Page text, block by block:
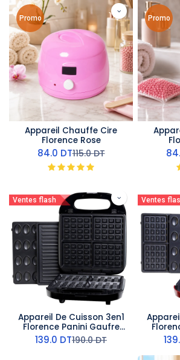
Promo
Appareil Chauffe Cire
Florence Rose
84.0 DT115.0DT
Promo
Ventes flash
Appareil De Cuisson 3en1
Florence Panini Gaufre
Zouza 1400W- Noir
139.0 DT190.0DT
Ventes